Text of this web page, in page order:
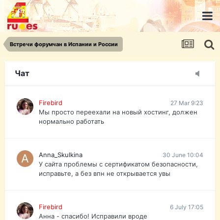
Встречи форумчан в Испании и России
Чат
urist.dokument@gmail.com
https://pasport-ua.com/
Телеграмм @uristpassua
Firebird
Друзья - из России без VPN сайт и форум
Firebird 27 Mar 9:23
Мы просто переехали на новый хостинг, должен
нормально работать
Anna_Skulkina 30 June 10:04
У сайта проблемы с сертификатом безопасности,
исправьте, а без впн не открывается увы
Firebird 6 July 17:05
Анна - спасибо! Исправили вроде